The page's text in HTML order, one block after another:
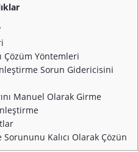
Çözüm Yöntemleri
Sorun Gidericisini
Manuel Olarak Girme
Kalıcı Olarak Çözün